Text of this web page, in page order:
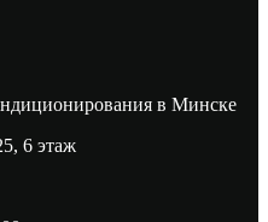
в Минске
6 этаж